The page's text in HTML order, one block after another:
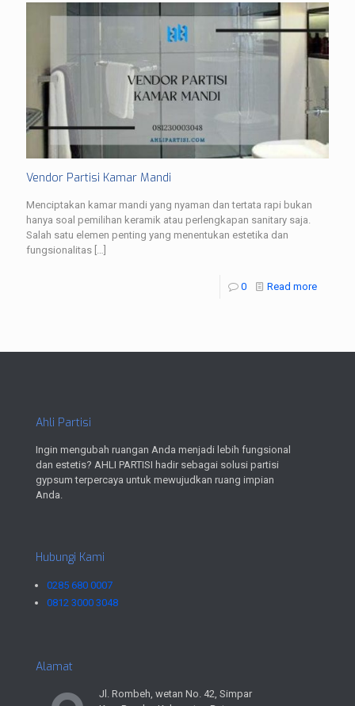
Vendor Partisi Kamar Mandi
Menciptakan kamar mandi yang nyaman dan tertata rapi bukan
hanya soal pemilihan keramik atau perlengkapan sanitary saja.
Salah satu elemen penting yang menentukan estetika dan
fungsionalitas […]
0 Read more
Ahli Partisi
Ingin mengubah ruangan Anda menjadi lebih fungsional
dan estetis? AHLI PARTISI hadir sebagai solusi partisi
gypsum terpercaya untuk mewujudkan ruang impian
Anda.
Hubungi Kami
0285 680 0007
0812 3000 3048
Alamat
Jl. Rombeh, wetan No. 42, Simpar